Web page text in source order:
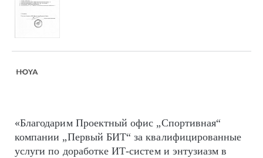
«Благодарим Проектный офис „Спортивная“
компании „Первый БИТ“ за квалифицированные
услуги по доработке ИТ-систем и энтузиазм в